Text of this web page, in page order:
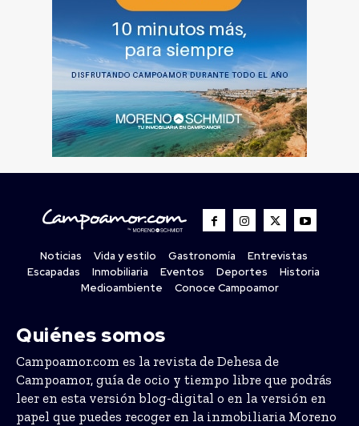
Noticias Vida y estilo Gastronomía
Entrevistas
Escapadas
Inmobiliaria Eventos Deportes
Historia
Medioambiente
Conoce Campoamor
Quiénes somos
Campoamor.com es la revista de Dehesa de
Campoamor, guía de ocio y tiempo libre que podrás
leer en esta versión blog-digital o en la versión en
papel que puedes recoger en la inmobiliaria Moreno